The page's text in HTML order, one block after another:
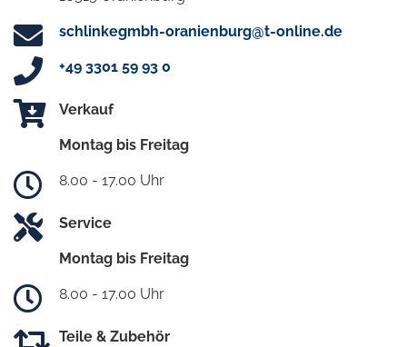
schlinkegmbh-oranienburg@t-online.de
+49 3301 59 93 0
Verkauf
Montag bis Freitag
8.00 - 17.00 Uhr
Service
Montag bis Freitag
8.00 - 17.00 Uhr
Teile & Zubehör